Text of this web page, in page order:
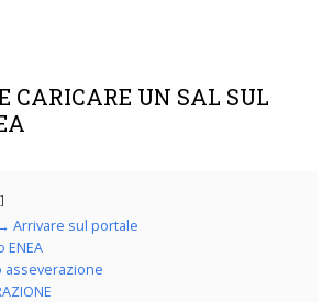
CARICARE UN SAL SUL
Arrivare sul portale
ENEA
asseverazione